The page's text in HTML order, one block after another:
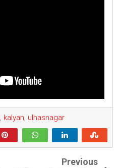
, kalyan, ulhasnagar
Previous